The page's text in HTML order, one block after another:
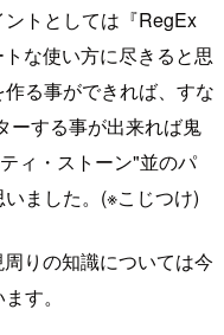
トとしては『RegEx
な使い方に尽きると思
る事ができれば、すな
ーする事が出来れば鬼
ィ・ストーン"並のパ
ました。(※こじつけ)
りの知識については今
す。